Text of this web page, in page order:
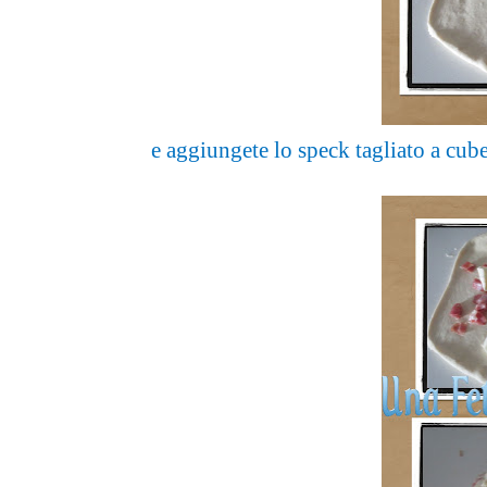
e aggiungete lo speck tagliato a